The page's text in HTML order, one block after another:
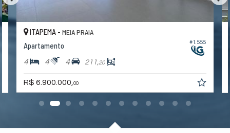
Sala de Estar
Cozinha
Lavabo
Churrasqueira
Piso Porcelanato
Infra para Ar Split
Acabamento em Gesso
Características do Empreendimento
Espaço Fitness
#1.555
ITAPEMA -MEIA PRAIA
Apartamento
4 4 4 211,20
R$ 6.900.000,00